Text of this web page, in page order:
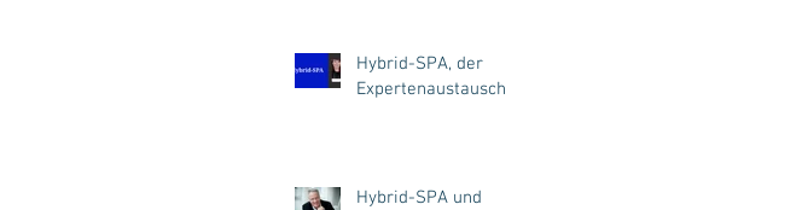
Hybrid-SPA, der
Expertenaustausch
Hybrid-SPA und